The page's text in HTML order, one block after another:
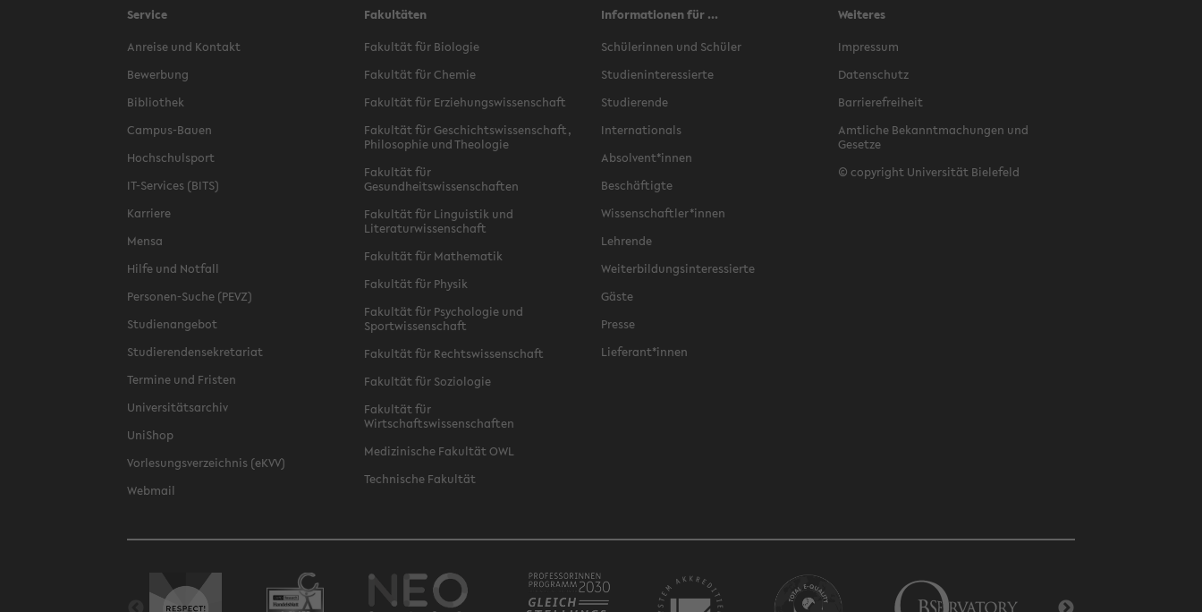
Service
Anreise und Kontakt
Bewerbung
Bibliothek
Campus-Bauen
Hochschulsport
IT-Services (BITS)
Karriere
Mensa
Hilfe und Notfall
Personen-Suche (PEVZ)
Studienangebot
Studierendensekretariat
Termine und Fristen
Universitätsarchiv
UniShop
Vorlesungsverzeichnis (eKVV)
Webmail
Fakultäten
Fakultät für Biologie
Fakultät für Chemie
Fakultät für Erziehungswissenschaft
Fakultät für Geschichtswissenschaft,
Philosophie und Theologie
Fakultät für
Gesundheitswissenschaften
Fakultät für Linguistik und
Literaturwissenschaft
Fakultät für Mathematik
Fakultät für Physik
Fakultät für Psychologie und
Sportwissenschaft
Fakultät für Rechtswissenschaft
Fakultät für Soziologie
Fakultät für
Wirtschaftswissenschaften
Medizinische Fakultät OWL
Technische Fakultät
Informationen für ...
Schülerinnen und Schüler
Studieninteressierte
Studierende
Internationals
Absolvent*innen
Beschäftigte
Wissenschaftler*innen
Lehrende
Weiterbildungsinteressierte
Gäste
Presse
Lieferant*innen
Weiteres
Impressum
Datenschutz
Barrierefreiheit
Amtliche Bekanntmachungen und
Gesetze
© copyright Universität Bielefeld